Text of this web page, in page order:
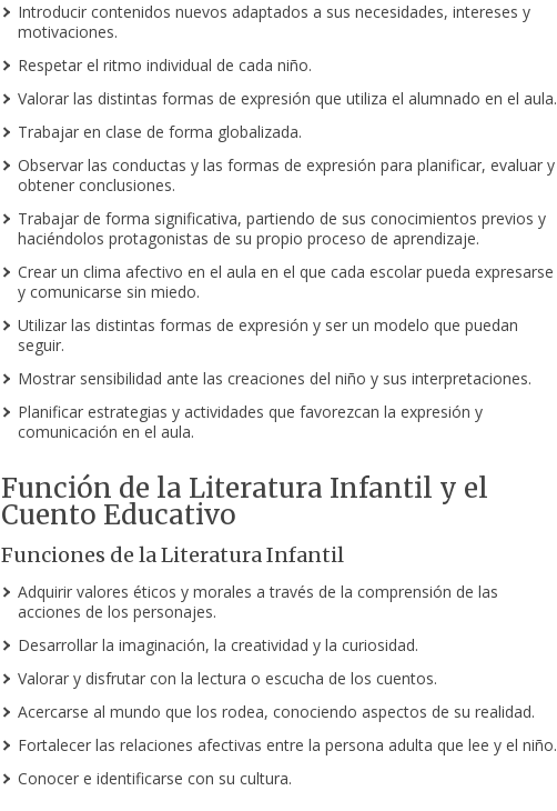
Introducir contenidos nuevos adaptados a sus necesidades, intereses y
motivaciones.
Respetar el ritmo individual de cada niño.
Valorar las distintas formas de expresión que utiliza el alumnado en el aula.
Trabajar en clase de forma globalizada.
Observar las conductas y las formas de expresión para planificar, evaluar y
obtener conclusiones.
Trabajar de forma significativa, partiendo de sus conocimientos previos y
haciéndolos protagonistas de su propio proceso de aprendizaje.
Crear un clima afectivo en el aula en el que cada escolar pueda expresarse
y comunicarse sin miedo.
Utilizar las distintas formas de expresión y ser un modelo que puedan
seguir.
Mostrar sensibilidad ante las creaciones del niño y sus interpretaciones.
Planificar estrategias y actividades que favorezcan la expresión y
comunicación en el aula.
Función de la Literatura Infantil y el
Cuento Educativo
Funciones de la Literatura Infantil
Adquirir valores éticos y morales a través de la comprensión de las
acciones de los personajes.
Desarrollar la imaginación, la creatividad y la curiosidad.
Valorar y disfrutar con la lectura o escucha de los cuentos.
Acercarse al mundo que los rodea, conociendo aspectos de su realidad.
Fortalecer las relaciones afectivas entre la persona adulta que lee y el niño.
Conocer e identificarse con su cultura.